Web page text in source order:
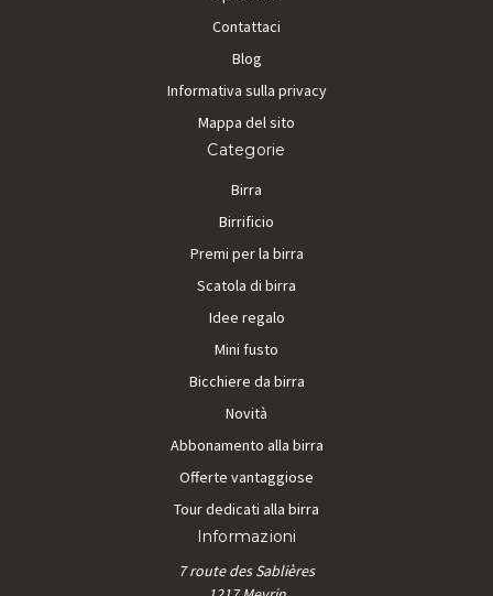
Contattaci
Blog
Informativa sulla privacy
Mappa del sito
Categorie
Birra
Birrificio
Premi per la birra
Scatola di birra
Idee regalo
Mini fusto
Bicchiere da birra
Novità
Abbonamento alla birra
Offerte vantaggiose
Tour dedicati alla birra
Informazioni
7 route des Sablières